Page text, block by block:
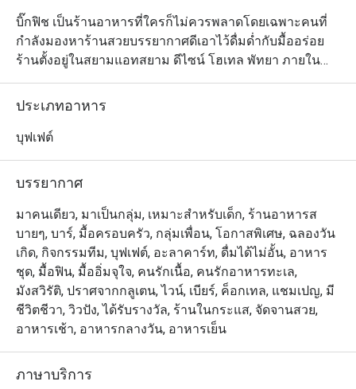
บิ๊กฟิช เป็นร้านอาหารที่ใครก็ไม่ควรพลาดโดยเฉพาะคนที่
กำลังมองหาร้านสวยบรรยากาศดีเอาไว้ดื่มด่ำกับมื้ออร่อย
ร้านตั้งอยู่ในสยามแอทสยาม ดีไซน์ โฮเทล พัทยา ภายใน
ร้านมีพื้นที่กว้างขวางตกแต่งสไตล์เหนือจริงด้วยสีสันที่หลาก
หลายแต่ไม่หลุดไปจากโอเชียนธีม และเนื่องจากเป็นร้านที่
เลือกหลากหลาย ตั้งแต่บุฟเฟ่ต์ สเตชั่นอาหารปรุงสดใหม่
ประเภทอาหาร
บุฟเฟต์
บรรยากาศ
มาคนเดียว, มาเป็นกลุ่ม, เหมาะสำหรับเด็ก, ร้านอาหารส
บายๆ, บาร์, มื้อครอบครัว, กลุ่มเพื่อน, โอกาสพิเศษ, ฉลองวัน
เกิด, กิจกรรมทีม, บุฟเฟต์, อะลาคาร์ท, ดื่มได้ไม่อั้น, อาหาร
ชุด, มื้อฟิน, มื้ออิ่มจุใจ, คนรักเนื้อ, คนรักอาหารทะเล,
มังสวิรัติ, ปราศจากกลูเตน, ไวน์, เบียร์, ค็อกเทล, แชมเปญ, มี
ชีวิตชีวา, วิวปัง, ได้รับรางวัล, ร้านในกระแส, จัดจานสวย,
อาหารเช้า, อาหารกลางวัน, อาหารเย็น
ภาษาบริการ